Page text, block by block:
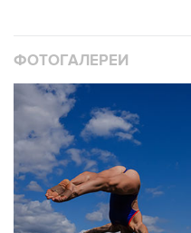
ФОТОГАЛЕРЕИ